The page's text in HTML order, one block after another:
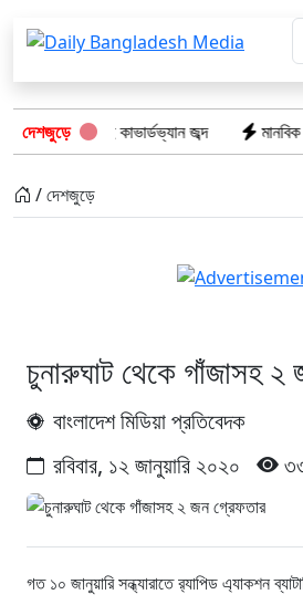
দেশজুড়ে
কাভার্ডভ্যান জব্দ মানবিক বার্তা দেখে
/ দেশজুড়ে
চুনারুঘাট থেকে গাঁজাসহ ২
বাংলাদেশ মিডিয়া প্রতিবেদক
রবিবার, ১২ জানুয়ারি ২০২০
গত ১০ জানুয়ারি সন্ধ্যারাতে র‌্যাপিড এ্যাকশন